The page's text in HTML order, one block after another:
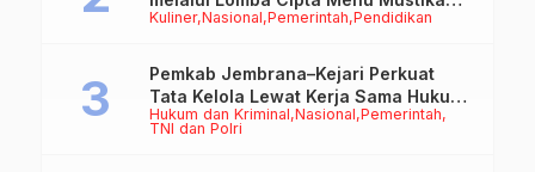
Kuliner Nasional Pemerintah Pendidikan
Rasa
Hukum dan Kriminal Nasional Pemerintah
TNI dan Polri
Pemkab Jembrana–Kejari Perkuat
Tata Kelola Lewat Kerja Sama Hukum
Datun